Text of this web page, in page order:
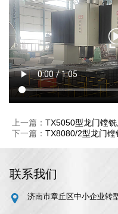
上一篇： TX5050型龙门镗
下一篇： TX8080/2型龙门
联系我们
济南市章丘区中小企业转